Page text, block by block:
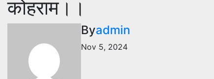
कोहराम।।
Byadmin
Nov 5, 2024